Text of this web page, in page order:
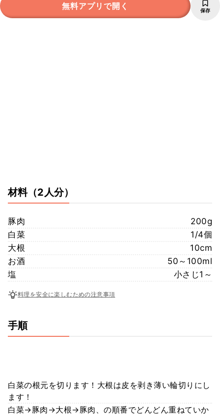
無料アプリで開く 保存
材料（2人分）
豚肉
200g
白菜
1/4個
大根
10cm
お酒
50～100ml
塩
小さじ1～
料理を安全に楽しむための注意事項
手順
白菜の根元を切ります！大根は皮を剥き薄い輪切りにし
ます！
白菜→豚肉→大根→豚肉、の順番でどんどん重ねていか